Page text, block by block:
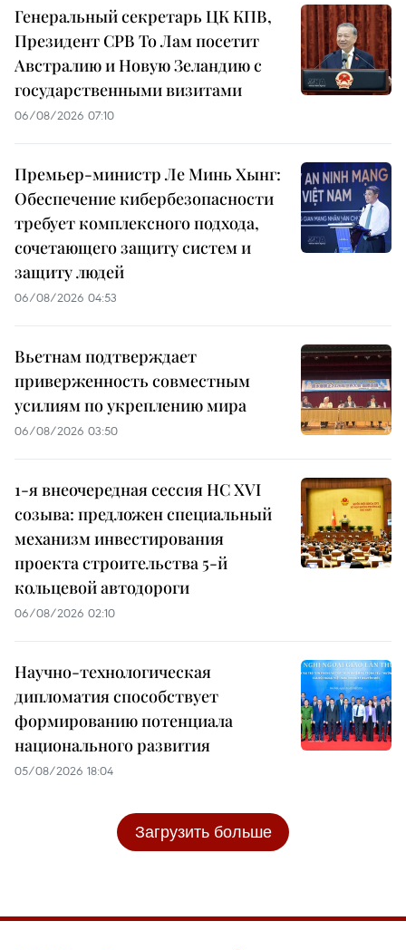
Генеральный секретарь ЦК КПВ,
Президент СРВ То Лам посетит
Австралию и Новую Зеландию с
государственными визитами
06/08/2026 07:10
Премьер-министр Ле Минь Хынг:
Обеспечение кибербезопасности
требует комплексного подхода,
сочетающего защиту систем и
защиту людей
06/08/2026 04:53
Вьетнам подтверждает
приверженность совместным
усилиям по укреплению мира
06/08/2026 03:50
1-я внеочередная сессия НС XVI
созыва: предложен специальный
механизм инвестирования
проекта строительства 5-й
кольцевой автодороги
06/08/2026 02:10
Научно-технологическая
дипломатия способствует
формированию потенциала
национального развития
05/08/2026 18:04
Загрузить больше